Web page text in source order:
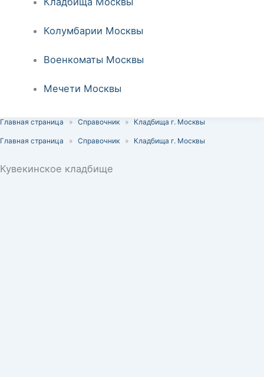
Колумбарии Москвы
Военкоматы Москвы
Мечети Москвы
Главная страница » Справочник » Кладбища г. Москвы
Главная страница » Справочник » Кладбища г. Москвы
Кувекинское кладбище